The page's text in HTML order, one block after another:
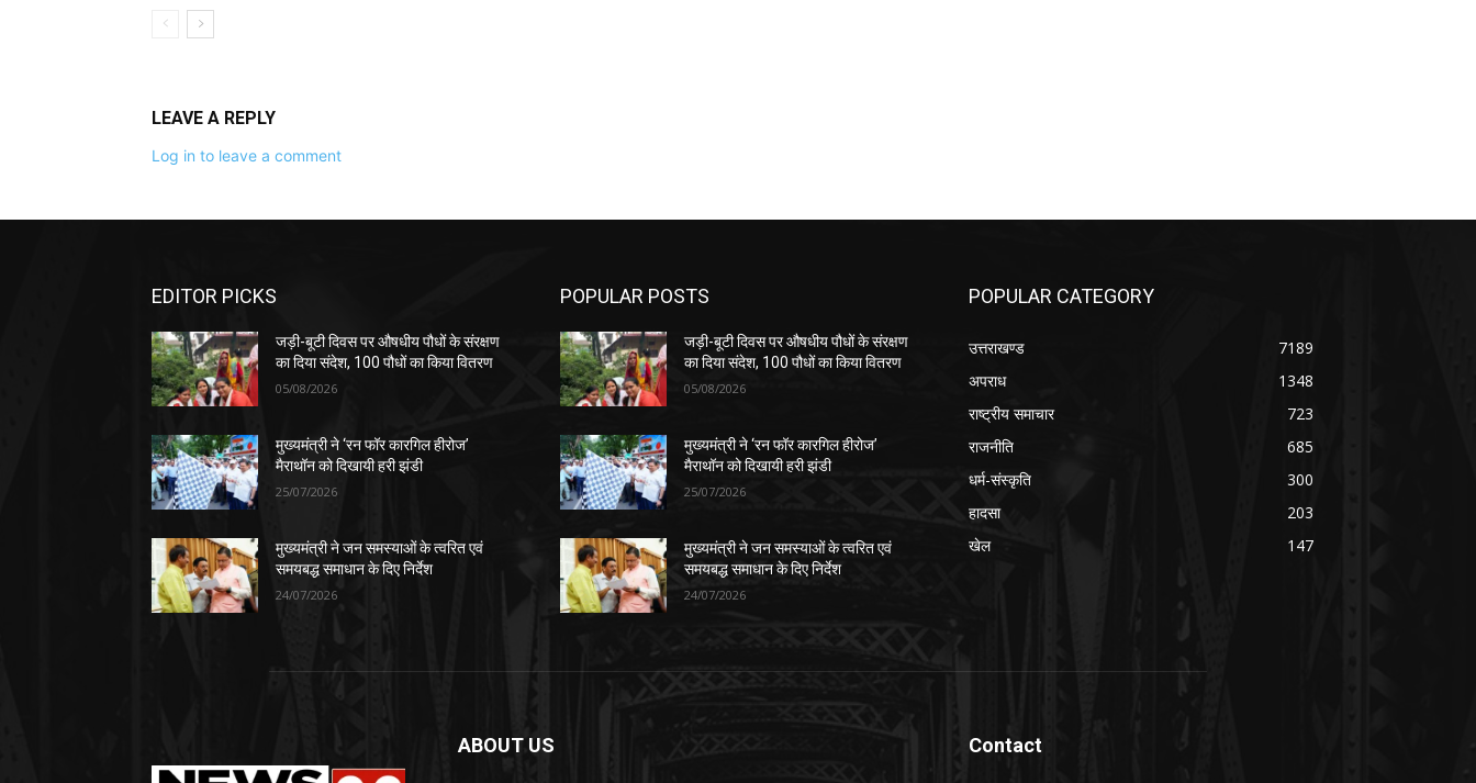
LEAVE A REPLY
Log in to leave a comment
EDITOR PICKS
जड़ी-बूटी दिवस पर औषधीय पौधों के संरक्षण
का दिया संदेश, 100 पौधों का किया वितरण
05/08/2026
मुख्यमंत्री ने ‘रन फॉर कारगिल हीरोज’
मैराथॉन को दिखायी हरी झंडी
25/07/2026
मुख्यमंत्री ने जन समस्याओं के त्वरित एवं
समयबद्ध समाधान के दिए निर्देश
24/07/2026
POPULAR POSTS
जड़ी-बूटी दिवस पर औषधीय पौधों के संरक्षण
का दिया संदेश, 100 पौधों का किया वितरण
05/08/2026
मुख्यमंत्री ने ‘रन फॉर कारगिल हीरोज’
मैराथॉन को दिखायी हरी झंडी
25/07/2026
मुख्यमंत्री ने जन समस्याओं के त्वरित एवं
समयबद्ध समाधान के दिए निर्देश
24/07/2026
POPULAR CATEGORY
उत्तराखण्ड
7189
अपराध
1348
राष्ट्रीय समाचार
723
राजनीति
685
धर्म-संस्कृति
300
हादसा
203
खेल
147
ABOUT US Contact